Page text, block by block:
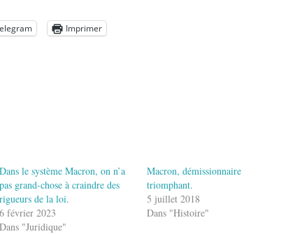
Imprimer
Dans le système Macron, on n’a
pas grand-chose à craindre des
rigueurs de la loi.
6 février 2023
Dans "Juridique"
Macron, démissionnaire
triomphant.
5 juillet 2018
Dans "Histoire"